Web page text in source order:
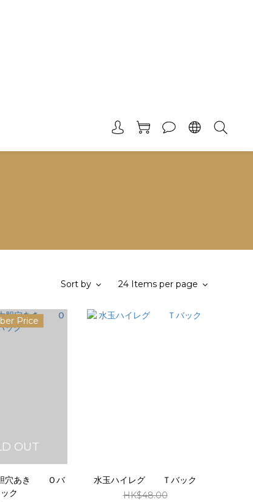
Sort by 24 Items per page
Price
OUT
胆穴あき Ｏバ
ック
水玉ハイレグ Ｔバック
HK$48.00